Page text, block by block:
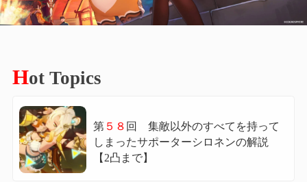
Hot Topics
第５８ 回 集敵以外のすべてを持って
しまったサポーターシロネンの解説
【2凸まで】